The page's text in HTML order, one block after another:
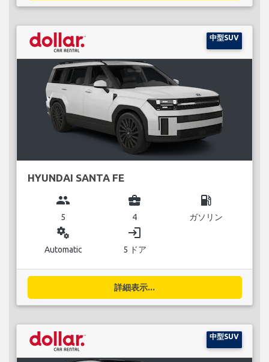
中型SUV
HYUNDAI SANTA FE
group
5
business_center
4
local_gas_station
ガソリン
miscellaneous_services
Automatic
login
5 ドア
詳細表示...
中型SUV